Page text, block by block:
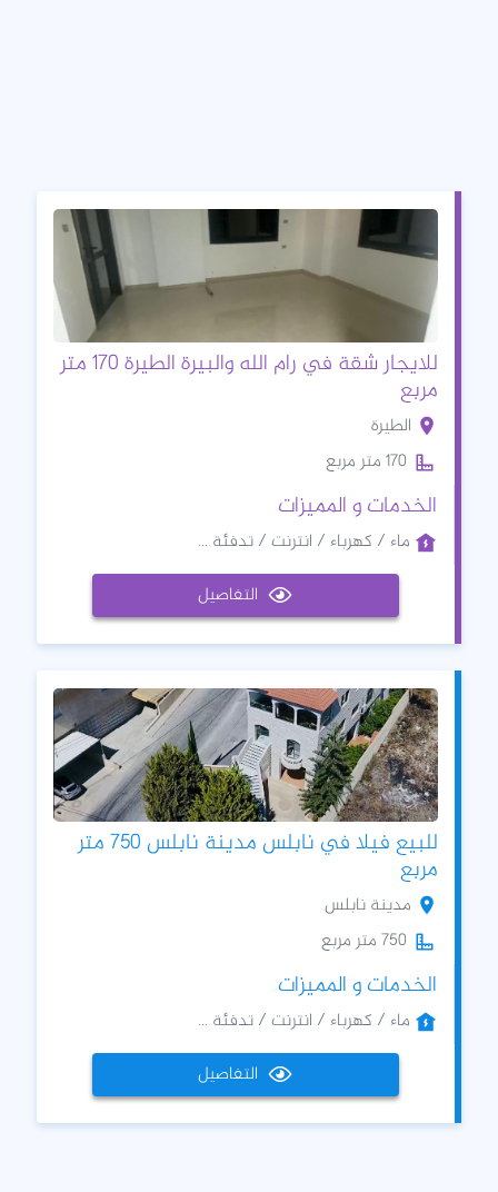
للايجار شقة في رام الله والبيرة الطيرة 170 متر
مربع
الطيرة
170 متر مربع
الخدمات و المميزات
ماء / كهرباء / انترنت / تدفئة ...
التفاصيل
للبيع فيلا في نابلس مدينة نابلس 750 متر
مربع
مدينة نابلس
750 متر مربع
الخدمات و المميزات
ماء / كهرباء / انترنت / تدفئة ...
التفاصيل